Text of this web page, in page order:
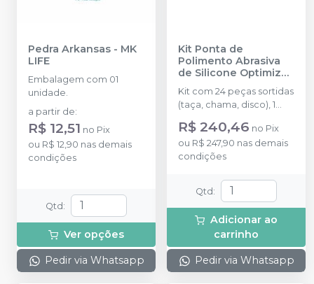
Pedra Arkansas - MK
LIFE
Embalagem com 01
unidade.
a partir de:
R$ 12,51 no Pix
ou R$ 12,90 nas demais
condições
Qtd:
Ver opções
Pedir via Whatsapp
Kit Ponta de
Polimento Abrasiva
de Silicone Optimize
- 24 Peças Sortidas +
Mandril- TDV
Kit com 24 peças sortidas
(taça, chama, disco), 1
R$ 240,46 no Pix
ou R$ 247,90 nas demais
condições
Qtd:
Adicionar ao
carrinho
Pedir via Whatsapp